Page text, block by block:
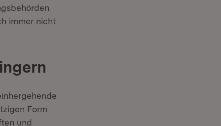
immer nicht
Form
und